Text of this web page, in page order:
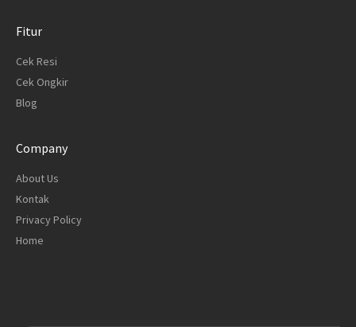
Fitur
Cek Resi
Cek Ongkir
Blog
Company
About Us
Kontak
Privacy Policy
Home